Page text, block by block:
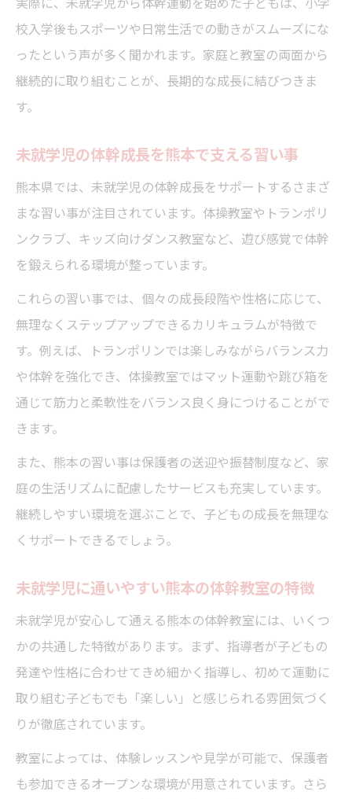
校入学後もスポーツや日常生活での動きがスムーズにな
ったという声が多く聞かれます。家庭と教室の両面から
継続的に取り組むことが、長期的な成長に結びつきま
す。
未就学児の体幹成長を熊本で支える習い事
熊本県では、未就学児の体幹成長をサポートするさまざ
まな習い事が注目されています。体操教室やトランポリ
ンクラブ、キッズ向けダンス教室など、遊び感覚で体幹
を鍛えられる環境が整っています。
これらの習い事では、個々の成長段階や性格に応じて、
無理なくステップアップできるカリキュラムが特徴で
す。例えば、トランポリンでは楽しみながらバランス力
や体幹を強化でき、体操教室ではマット運動や跳び箱を
通じて筋力と柔軟性をバランス良く身につけることがで
きます。
また、熊本の習い事は保護者の送迎や振替制度など、家
庭の生活リズムに配慮したサービスも充実しています。
継続しやすい環境を選ぶことで、子どもの成長を無理な
くサポートできるでしょう。
未就学児に通いやすい熊本の体幹教室の特徴
未就学児が安心して通える熊本の体幹教室には、いくつ
かの共通した特徴があります。まず、指導者が子どもの
発達や性格に合わせてきめ細かく指導し、初めて運動に
取り組む子どもでも「楽しい」と感じられる雰囲気づく
りが徹底されています。
教室によっては、体験レッスンや見学が可能で、保護者
も参加できるオープンな環境が用意されています。さら